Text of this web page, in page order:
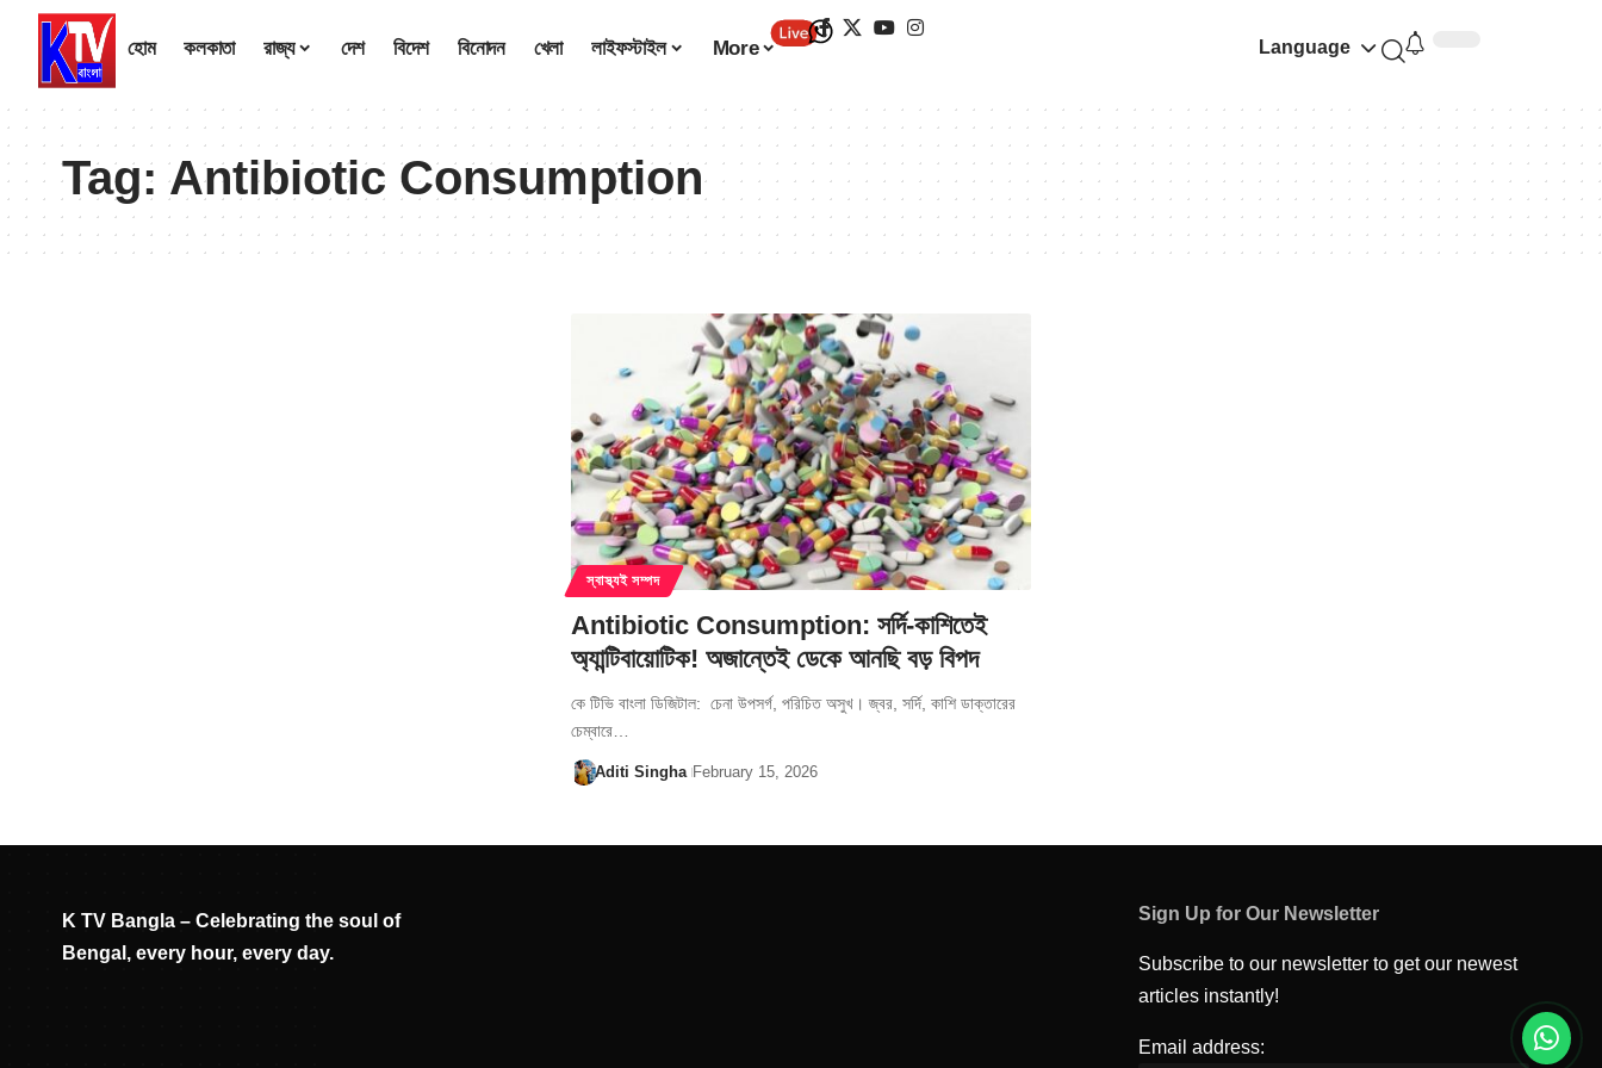
হোম কলকাতা রাজ্য দেশ বিদেশ বিনোদন খেলা লাইফস্টাইল More Language
Tag:Antibiotic Consumption
স্বাস্থ্যই সম্পদ
Antibiotic Consumption: সর্দি-কাশিতেই
অ্যান্টিবায়োটিক! অজান্তেই ডেকে আনছি বড় বিপদ
কে টিভি বাংলা ডিজিটাল: চেনা উপসর্গ, পরিচিত অসুখ। জ্বর, সর্দি, কাশি ডাক্তারের
চেম্বারে…
Aditi Singha February 15, 2026
K TV Bangla – Celebrating the soul of
Bengal, every hour, every day.
Sign Up for Our Newsletter
Subscribe to our newsletter to get our newest
articles instantly!
Email address: